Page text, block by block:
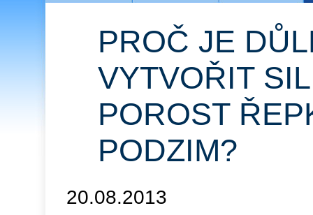
PROČ JE
VYTVOŘIT
POROST
PODZIM?
20.08.2013